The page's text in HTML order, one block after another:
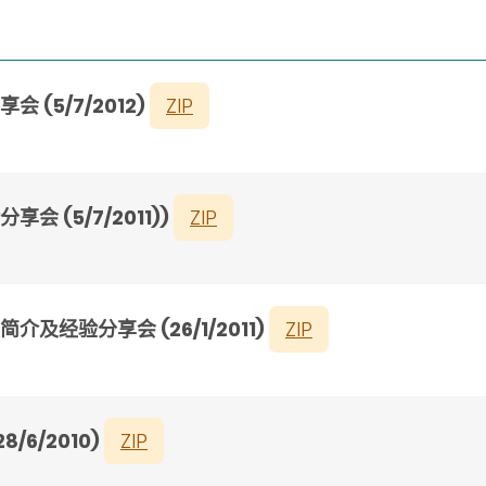
享会 (5/7/2012) ZIP
享会 (5/7/2011)) ZIP
介及经验分享会 (26/1/2011) ZIP
6/2010) ZIP